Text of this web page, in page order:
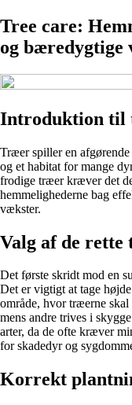
Tree care:
og bæredygtige
Introduktion til
Træer spiller en
og et habitat for mange
frodige træer kræver det
hemmelighederne bag
vækster.
Valg af de
Det første skridt mod en
Det er vigtigt at tage
område, hvor træerne
mens andre trives i
arter, da de ofte kræver
for skadedyr og
Korrekt